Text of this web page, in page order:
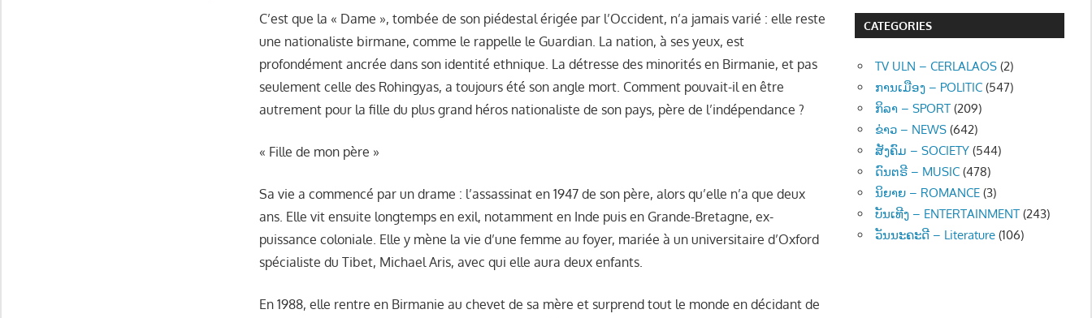
C’est que la « Dame », tombée de son piédestal érigée par l’Occident, n’a jamais varié : elle reste
une nationaliste birmane, comme le rappelle le Guardian. La nation, à ses yeux, est
profondément ancrée dans son identité ethnique. La détresse des minorités en Birmanie, et pas
seulement celle des Rohingyas, a toujours été son angle mort. Comment pouvait-il en être
autrement pour la fille du plus grand héros nationaliste de son pays, père de l’indépendance ?
« Fille de mon père »
Sa vie a commencé par un drame : l’assassinat en 1947 de son père, alors qu’elle n’a que deux
ans. Elle vit ensuite longtemps en exil, notamment en Inde puis en Grande-Bretagne, ex-
puissance coloniale. Elle y mène la vie d’une femme au foyer, mariée à un universitaire d’Oxford
spécialiste du Tibet, Michael Aris, avec qui elle aura deux enfants.
En 1988, elle rentre en Birmanie au chevet de sa mère et surprend tout le monde en décidant de
CATEGORIES
TV ULN – CERLALAOS (2)
ການເມືອງ – POLITIC (547)
ກິລາ – SPORT (209)
ຂ່າວ – NEWS (642)
ສັງຄົມ – SOCIETY (544)
ດົນຕຣີ – MUSIC (478)
ນິຍາຍ – ROMANCE (3)
ບັນເທີງ – ENTERTAINMENT (243)
ວັນນະຄະດີ – Literature (106)